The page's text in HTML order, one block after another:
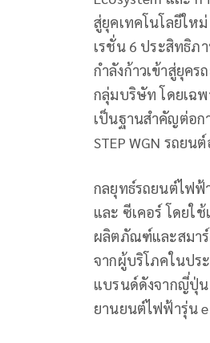
สู่ยุคเทคโนโลยีให
เรชั่น 6 ประสิทธิภ
กำลังก้าวเข้าสู่ยุค
กลุ่มบริษัท โดยเฉ
เป็นฐานสำคัญต่อก
STEP WGN รถย
กลยุทธ์รถยนต์ไฟฟ้
และ ซีเคอร์ โดยใ
ผลิตภัณฑ์และสมาร์
จากผู้บริโภคในปร
แบรนด์ดังจากญี่ปุ่น
ยานยนต์ไฟฟ้ารุ่น